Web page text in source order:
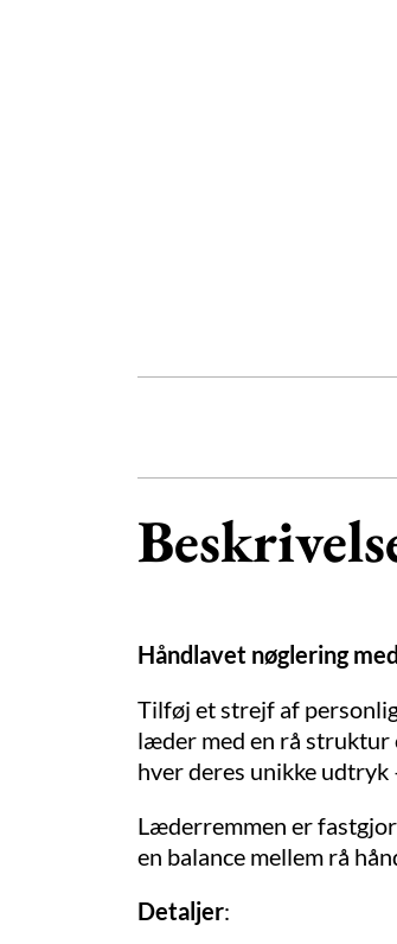
Håndlavet nøglering
Tilføj et strejf af
læder med en rå struktur
hver deres unikke udtryk
Læderremmen er
en balance mellem rå
Detaljer: